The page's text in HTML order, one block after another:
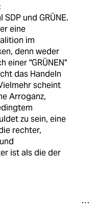
und GRÜNE.
eine
im
denn weder
einer "GRÜNEN"
das Handeln
scheint
Arroganz,
zu sein, eine
rechter,
ist als die der